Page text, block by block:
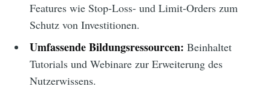
Features wie Stop-Loss- und Limit-Orders zum
Schutz von Investitionen.
Umfassende Bildungsressourcen: Beinhaltet
Tutorials und Webinare zur Erweiterung des
Nutzerwissens.